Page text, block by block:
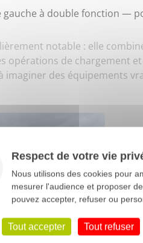
à double fonction —
notable : elle
opérations de chargement
des équipements
Respect de votre vie
Nous utilisons des cookies pour
mesurer l'audience et proposer
pouvez accepter, refuser ou
Tout accepter Tout refuser